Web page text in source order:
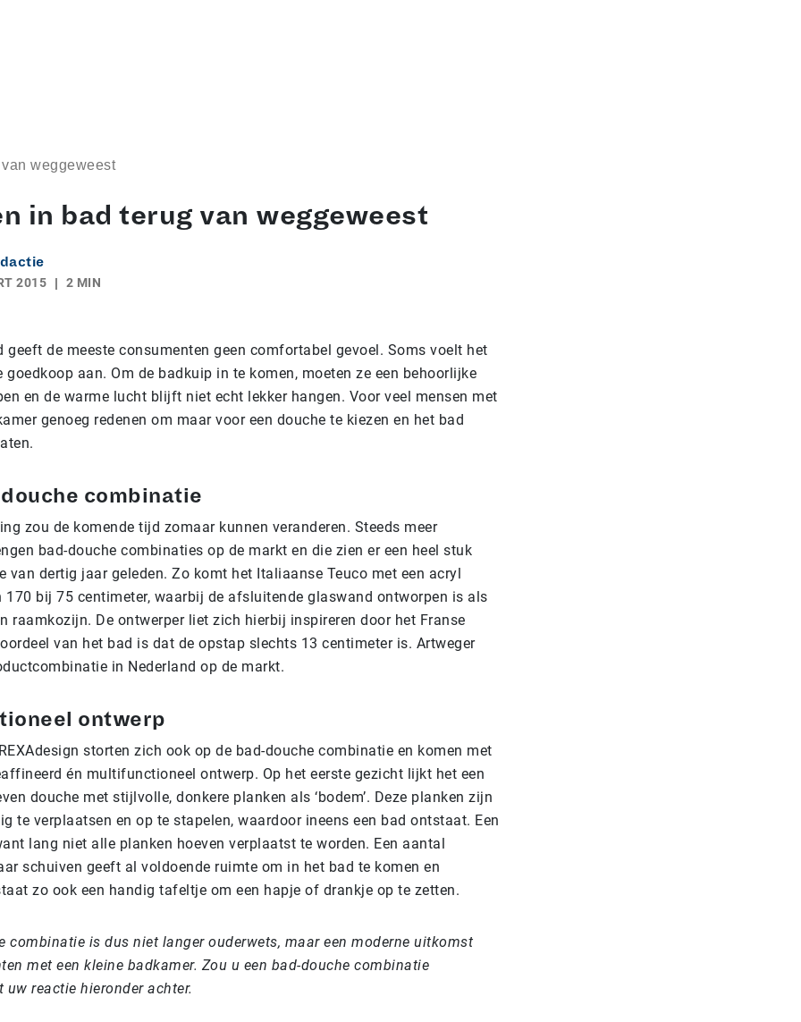
weggeweest
in bad terug van weggeweest
2015
2 MIN
geeft de meeste consumenten geen comfortabel gevoel. Soms voelt het
goedkoop aan. Om de badkuip in te komen, moeten ze een behoorlijke
en de warme lucht blijft niet echt lekker hangen. Voor veel mensen met
genoeg redenen om maar voor een douche te kiezen en het bad
combinatie
zou de komende tijd zomaar kunnen veranderen. Steeds meer
bad-douche combinaties op de markt en die zien er een heel stuk
van dertig jaar geleden. Zo komt het Italiaanse Teuco met een acryl
170 bij 75 centimeter, waarbij de afsluitende glaswand ontworpen is als
raamkozijn. De ontwerper liet zich hierbij inspireren door het Franse
van het bad is dat de opstap slechts 13 centimeter is. Artweger
in Nederland op de markt.
ontwerp
storten zich ook op de bad-douche combinatie en komen met
én multifunctioneel ontwerp. Op het eerste gezicht lijkt het een
douche met stijlvolle, donkere planken als ‘bodem’. Deze planken zijn
te verplaatsen en op te stapelen, waardoor ineens een bad ontstaat. Een
lang niet alle planken hoeven verplaatst te worden. Een aantal
schuiven geeft al voldoende ruimte om in het bad te komen en
zo ook een handig tafeltje om een hapje of drankje op te zetten.
combinatie is dus niet langer ouderwets, maar een moderne uitkomst
met een kleine badkamer. Zou u een bad-douche combinatie
uw reactie hieronder achter.